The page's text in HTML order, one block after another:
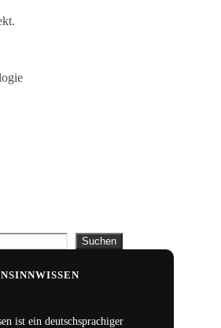
Suchen
ist ein deutschsprachiger